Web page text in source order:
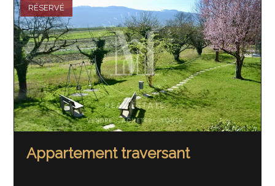
RÉSERVÉ
Appartement traversant